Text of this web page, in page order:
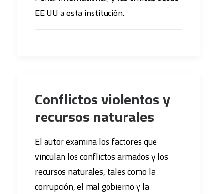
EE UU a esta institución.
Conflictos violentos y
recursos naturales
El autor examina los factores que
vinculan los conflictos armados y los
recursos naturales, tales como la
corrupción, el mal gobierno y la